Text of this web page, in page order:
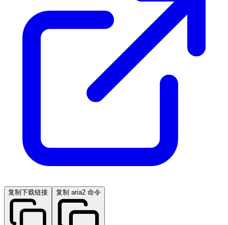
复制下载链接 复制 aria2 命令